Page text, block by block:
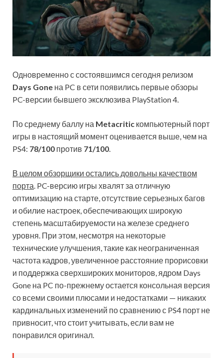
Одновременно с состоявшимся сегодня релизом
Days Gone на PC в сети появились первые обзоры
PC-версии бывшего эксклюзива PlayStation 4.
По среднему баллу на Metacritic компьютерный порт
игры в настоящий момент оценивается выше, чем на
PS4: 78/100 против 71/100
В целом обзорщики остались довольны качеством
порта . PC-версию игры хвалят за отличную
оптимизацию на старте, отсутствие серьезных багов
и обилие настроек, обеспечивающих широкую
степень масштабируемости на железе среднего
уровня. При этом, несмотря на некоторые
технические улучшения, такие как неограниченная
частота кадров, увеличенное расстояние прорисовки
и поддержка сверхшироких мониторов, ядром Days
Gone на PC по-прежнему остается консольная версия
со всеми своими плюсами и недостатками — никаких
кардинальных изменений по сравнению с PS4 порт не
привносит, что стоит учитывать, если вам не
понравился оригинал.